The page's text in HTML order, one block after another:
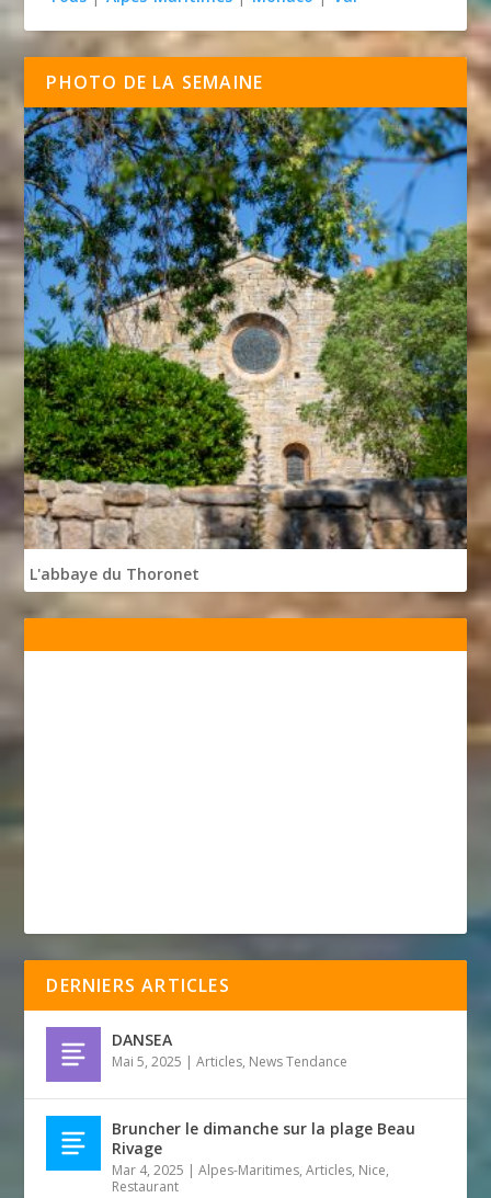
PHOTO DE LA SEMAINE
L'abbaye du Thoronet
DERNIERS ARTICLES
DANSEA
Mai 5, 2025 |Articles, News Tendance
Bruncher le dimanche sur la plage Beau
Rivage
Mar 4, 2025 |Alpes-Maritimes,Articles, Nice,
Restaurant